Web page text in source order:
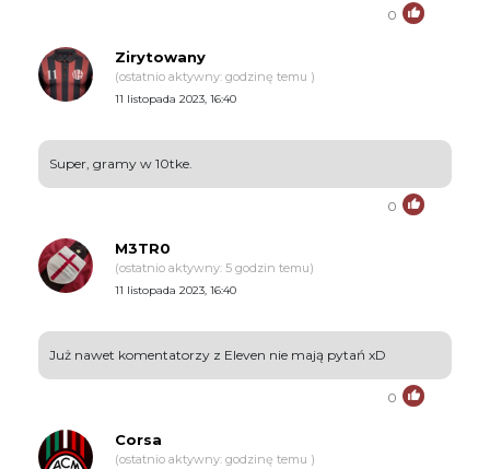
0
Zirytowany
(ostatnio aktywny: godzinę temu )
11 listopada 2023, 16:40
Super, gramy w 10tke.
0
M3TR0
(ostatnio aktywny: 5 godzin temu)
11 listopada 2023, 16:40
Już nawet komentatorzy z Eleven nie mają pytań xD
0
Corsa
(ostatnio aktywny: godzinę temu )